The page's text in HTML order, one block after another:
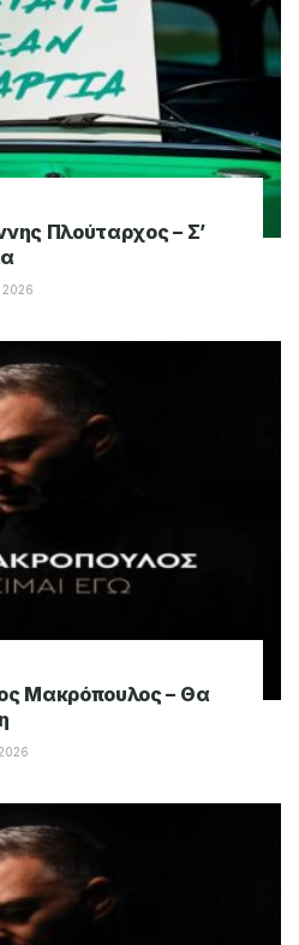
Πλούταρχος – Σ’
2026
Μακρόπουλος – Θα